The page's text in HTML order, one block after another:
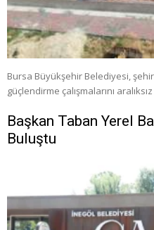
Bursa Büyükşehir Belediyesi,
güçlendirme çalışmalarını
Başkan Taban Yerel
Buluştu